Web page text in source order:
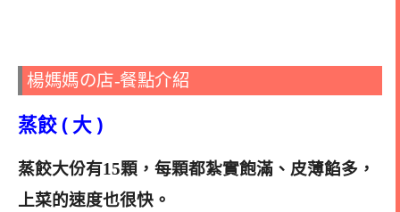
楊媽媽の店-餐點介紹
蒸餃 ( 大 )
蒸餃大份有15顆，每顆都紮實飽滿、皮薄餡多，
上菜的速度也很快 。